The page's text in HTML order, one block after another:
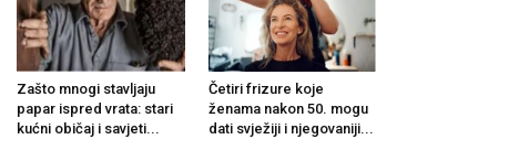
Zašto mnogi stavljaju
papar ispred vrata: stari
kućni običaj i savjeti...
Četiri frizure koje
ženama nakon 50. mogu
dati svježiji i njegovaniji...